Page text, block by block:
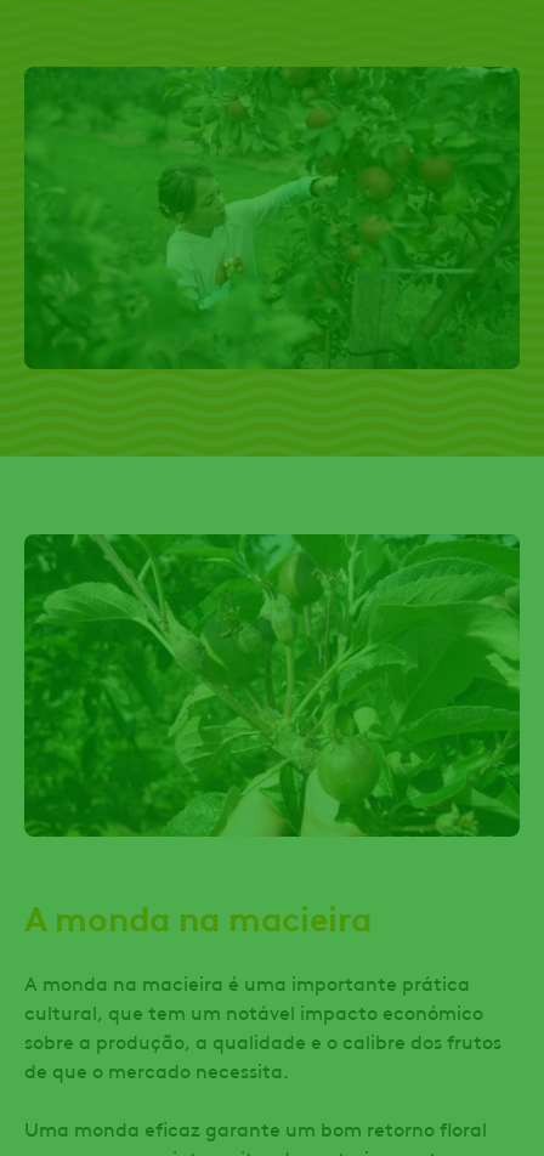
A monda na macieira
A monda na macieira é uma importante prática
cultural, que tem um notável impacto económico
sobre a produção, a qualidade e o calibre dos frutos
de que o mercado necessita.
Uma monda eficaz garante um bom retorno floral